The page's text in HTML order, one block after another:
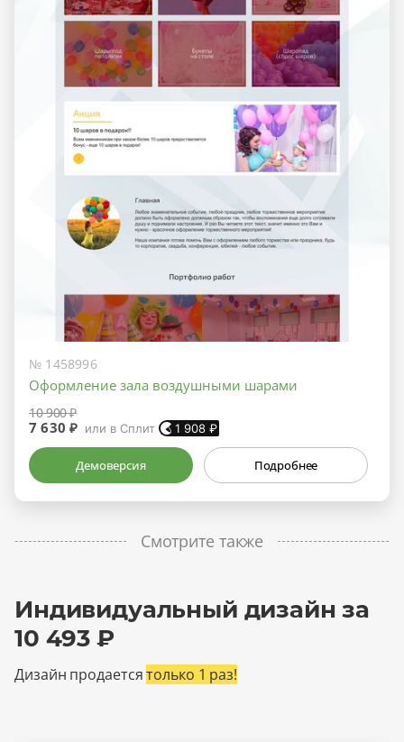
№ 1458996
Оформление зала воздушными шарами
10 900 ₽
7 630 ₽ или в Сплит 1 908 ₽
Демоверсия Подробнее
Смотрите также
Индивидуальный дизайн за
10 493 ₽
Дизайн продаетсятолько 1 раз!